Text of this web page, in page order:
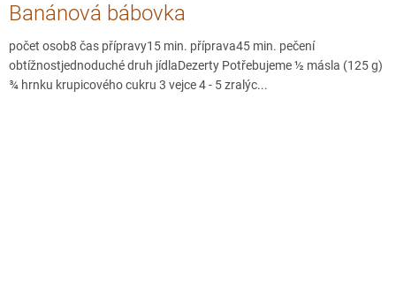
Banánová bábovka
počet osob8 čas přípravy15 min. příprava45 min. pečení
obtížnostjednoduché druh jídlaDezerty Potřebujeme ½ másla (125 g)
¾ hrnku krupicového cukru 3 vejce 4 - 5 zralýc...